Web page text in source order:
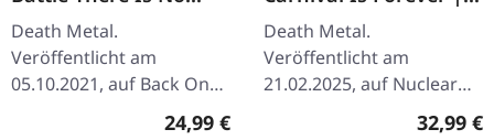
Law! | BLACK LP
Death Metal.
Veröffentlicht am
05.10.2021, auf Back On
Black. Schwarzes Vinyl imRegulärer Preis:
24,99 €
WHITE LP
Death Metal.
Veröffentlicht am
21.02.2025, auf Nuclear
Blast Records. Weißes32,99 €